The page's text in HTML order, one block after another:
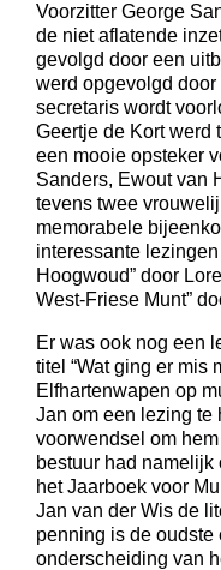
Voorzitter George
de niet aflatende
gevolgd door een
werd opgevolgd
secretaris wordt
Geertje de Kort werd
een mooie opsteker
Sanders, Ewout van
tevens twee
memorabele
interessante
Hoogwoud” door
West-Friese Munt”
Er was ook nog een
titel “Wat ging er mis
Elfhartenwapen op
Jan om een lezing te
voorwendsel om
bestuur had namelijk
het Jaarboek voor
Jan van der Wis de
penning is de
onderscheiding van